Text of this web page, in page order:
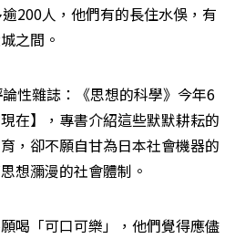
200人，他們有的長住水俁，有
之間。
性雜誌：《思想的科學》今年6
在】，專書介紹這些默默耕耘的
，卻不願自甘為日本社會機器的
想瀰漫的社會體制。
喝「可口可樂」，他們覺得應儘